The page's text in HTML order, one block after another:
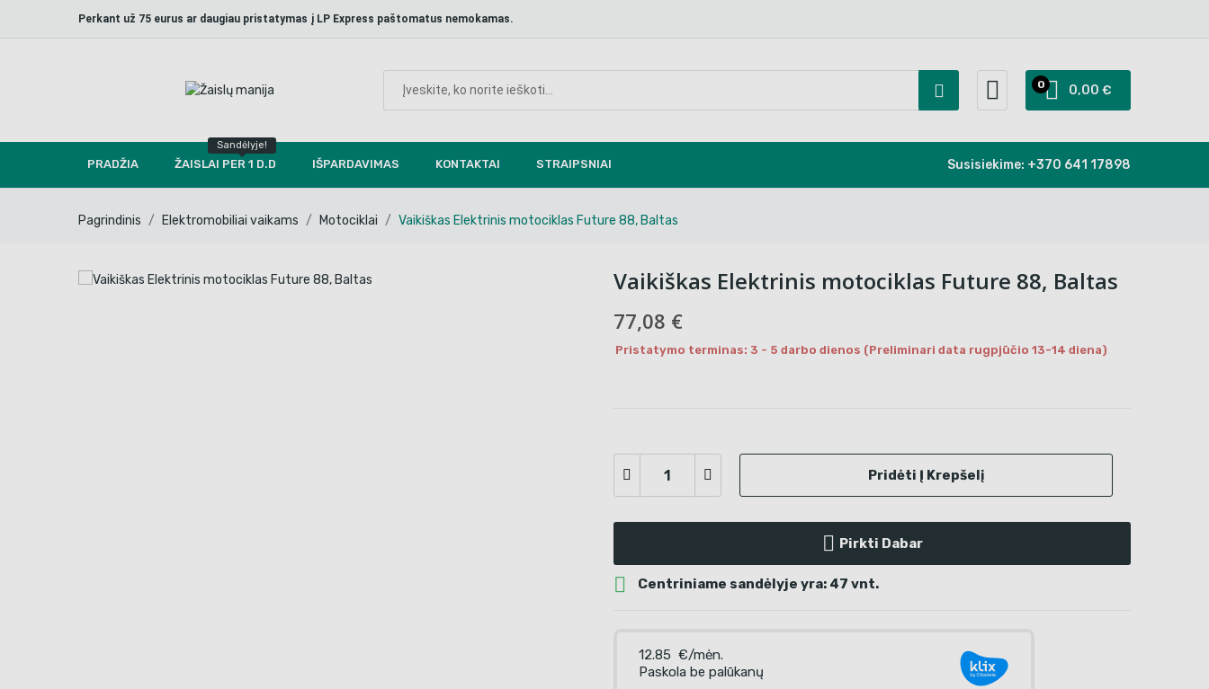
Perkant už 75 eurus ar daugiau pristatymas į LP Express paštomatus nemokamas.
0,00 €
0
PRADŽIA ŽAISLAI PER 1 D.D
Sandėlyje!
IŠPARDAVIMAS KONTAKTAI STRAIPSNIAI Susisiekime: +370 641 17898
Pagrindinis Elektromobiliai vaikams Motociklai Vaikiškas Elektrinis motociklas Future 88, Baltas
Vaikiškas Elektrinis motociklas Future 88, Baltas
77,08 €
Pristatymo terminas: 3 - 5 darbo dienos (Preliminari data rugpjūčio 13-14 diena)
Pridėti Į Krepšelį
Pirkti Dabar
 Centriniame sandėlyje yra: 47 vnt.